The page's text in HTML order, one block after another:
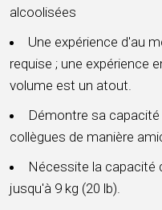
alcoolisées
Une expérience d'au
requise ; une expérience
volume est un atout.
Démontre sa
collègues de manière
Nécessite la capacité
jusqu'à 9 kg (20 lb).